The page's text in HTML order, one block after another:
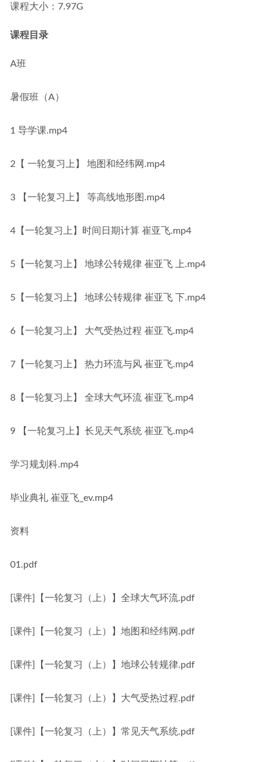
课程大小：7.97G
课程目录
A班
暑假班（A）
1 导学课.mp4
2【 一轮复习上】 地图和经纬网.mp4
3 【一轮复习上】 等高线地形图.mp4
4【一轮复习上】时间日期计算 崔亚飞.mp4
5【一轮复习上】 地球公转规律 崔亚飞 上.mp4
5【一轮复习上】 地球公转规律 崔亚飞 下.mp4
6【一轮复习上】 大气受热过程 崔亚飞.mp4
7【一轮复习上】 热力环流与风 崔亚飞.mp4
8【一轮复习上】 全球大气环流 崔亚飞.mp4
9 【一轮复习上】长见天气系统 崔亚飞.mp4
学习规划科.mp4
毕业典礼 崔亚飞_ev.mp4
资料
01.pdf
[课件]【一轮复习（上）】全球大气环流.pdf
[课件]【一轮复习（上）】地图和经纬网.pdf
[课件]【一轮复习（上）】地球公转规律.pdf
[课件]【一轮复习（上）】大气受热过程.pdf
[课件]【一轮复习（上）】常见天气系统.pdf